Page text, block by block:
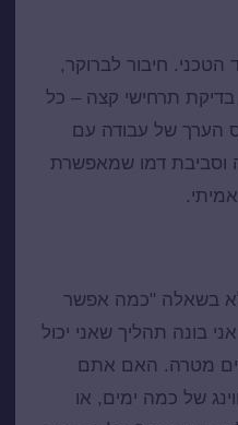
חיבור לברוקר,
בדיקת תרחישי קצה – כל
הערך של עבודה עם
וסביבת דמו שמאפשרת
בשאלה "כמה אפשר
בונה תהליך שאני יכול
מטרה. האם אתם
של כמה ימים, או